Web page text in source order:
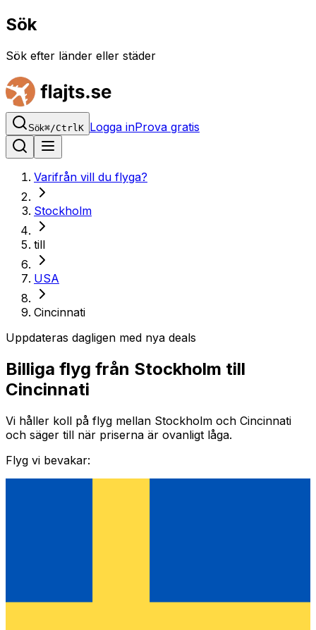
Sök
Sök efter länder eller städer
Sök⌘/Ctrl K Logga inProva gratis
Varifrån vill du flyga?
Stockholm
till
USA
Cincinnati
Uppdateras dagligen med nya deals
Billiga flyg från Stockholm till
Cincinnati
Vi håller koll på flyg mellan Stockholm och Cincinnati
och säger till när priserna är ovanligt låga.
Flyg vi bevakar: